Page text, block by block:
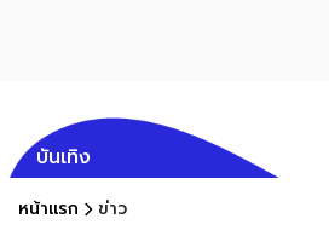
บันเทิง
หน้าแรก ข่าว